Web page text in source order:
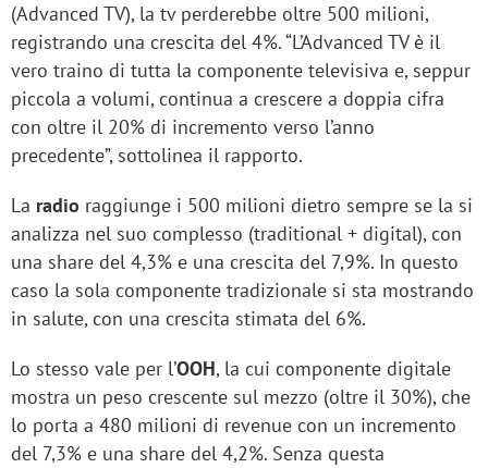
(Advanced TV), la tv perderebbe oltre 500 milioni,
registrando una crescita del 4%. “L’Advanced TV è il
vero traino di tutta la componente televisiva e, seppur
piccola a volumi, continua a crescere a doppia cifra
con oltre il 20% di incremento verso l’anno
precedente”, sottolinea il rapporto.
La radio raggiunge i 500 milioni dietro sempre se la si
analizza nel suo complesso (traditional + digital), con
una share del 4,3% e una crescita del 7,9%. In questo
caso la sola componente tradizionale si sta mostrando
in salute, con una crescita stimata del 6%.
Lo stesso vale per l’OOH, la cui componente digitale
mostra un peso crescente sul mezzo (oltre il 30%), che
lo porta a 480 milioni di revenue con un incremento
del 7,3% e una share del 4,2%. Senza questa